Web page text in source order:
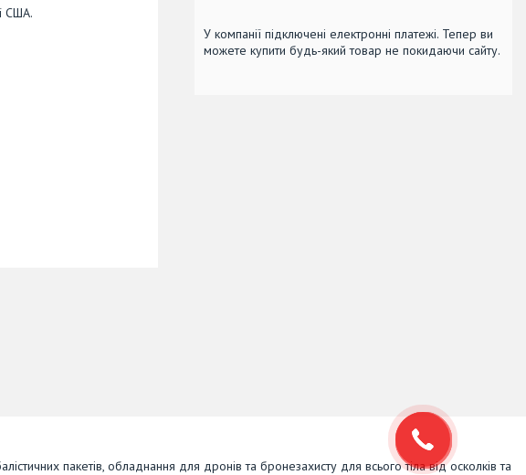
США.
У компанії підключені електронні платежі. Тепер ви
можете купити будь-який товар не покидаючи сайту.
пакетів, обладнання для дронів та бронезахисту для всього тіла від осколків та